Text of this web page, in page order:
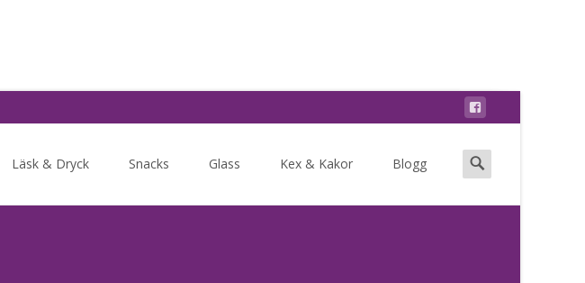
Läsk & Dryck Snacks Glass Kex & Kakor Blogg
Search
for: